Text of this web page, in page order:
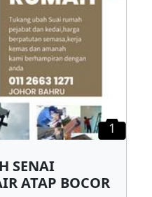
1
SENAI
ATAP BOCOR